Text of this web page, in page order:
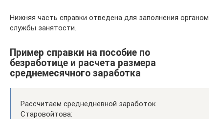
Нижняя часть справки отведена для заполнения органом
службы занятости.
Пример справки на пособие по
безработице и расчета размера
среднемесячного заработка
Рассчитаем среднедневной заработок
Старовойтова: